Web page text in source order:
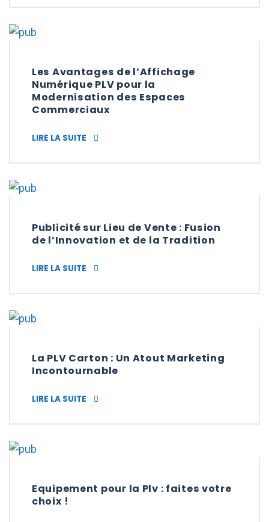
Les Avantages de l’Affichage
Numérique PLV pour la
Modernisation des Espaces
Commerciaux
LIRE LA SUITE LES AVANTAGES DE L’AFFICHAGE
Publicité sur Lieu de Vente : Fusion
de l’Innovation et de la Tradition
LIRE LA SUITE PUBLICITÉ SUR LIEU DE VENTE : FUSION
La PLV Carton : Un Atout Marketing
Incontournable
LIRE LA SUITE LA PLV CARTON : UN ATOUT MARKETING
Equipement pour la Plv : faites votre
choix !